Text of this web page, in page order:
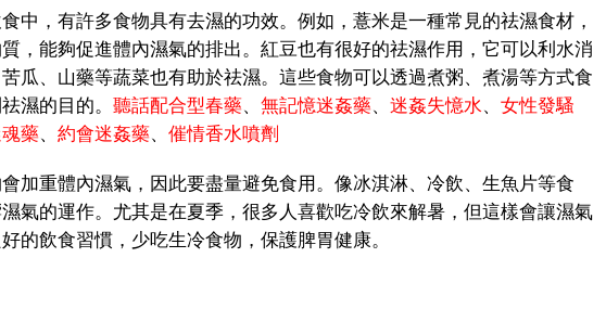
，有許多食物具有去濕的功效。例如，薏米是一種常見的祛濕食材，
，能夠促進體內濕氣的排出。紅豆也有很好的祛濕作用，它可以利水消
瓜、山藥等蔬菜也有助於祛濕。這些食物可以透過煮粥、煮湯等方式食
濕的目的。 聽話配合型春藥、 無記憶迷姦藥、 迷姦失憶水、 女性發騷
藥、 約會迷姦藥、 催情香水噴劑
重體內濕氣，因此要盡量避免食用。像冰淇淋、冷飲、生魚片等食
氣的運作。尤其是在夏季，很多人喜歡吃冷飲來解暑，但這樣會讓濕氣
的飲食習慣，少吃生冷食物，保護脾胃健康。